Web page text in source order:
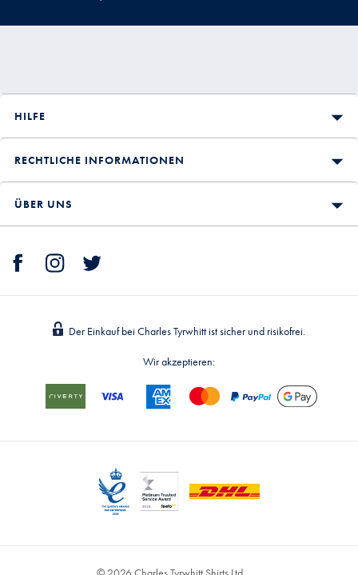
HILFE
RECHTLICHE INFORMATIONEN
ÜBER UNS
Der Einkauf bei Charles Tyrwhitt ist sicher und risikofrei.
Wir akzeptieren: